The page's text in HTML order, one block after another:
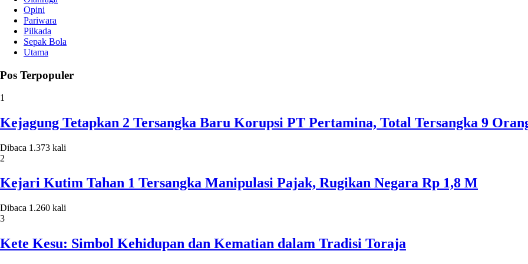
Opini
Pariwara
Pilkada
Sepak Bola
Utama
Pos Terpopuler
1
Kejagung Tetapkan 2 Tersangka Baru Korupsi PT Pertamina, Total Tersangka 9
Dibaca 1.373 kali
2
Kejari Kutim Tahan 1 Tersangka Manipulasi Pajak, Rugikan Negara Rp 1,8 M
Dibaca 1.260 kali
3
Kete Kesu: Simbol Kehidupan dan Kematian dalam Tradisi Toraja